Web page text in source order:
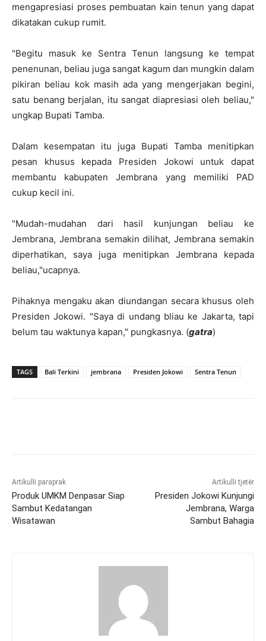
mengapresiasi proses pembuatan kain tenun yang dapat
dikatakan cukup rumit.
"Begitu masuk ke Sentra Tenun langsung ke tempat
penenunan, beliau juga sangat kagum dan mungkin dalam
pikiran beliau kok masih ada yang mengerjakan begini,
satu benang berjalan, itu sangat diapresiasi oleh beliau,"
ungkap Bupati Tamba.
Dalam kesempatan itu juga Bupati Tamba menitipkan
pesan khusus kepada Presiden Jokowi untuk dapat
membantu kabupaten Jembrana yang memiliki PAD
cukup kecil ini.
"Mudah-mudahan dari hasil kunjungan beliau ke
Jembrana, Jembrana semakin dilihat, Jembrana semakin
diperhatikan, saya juga menitipkan Jembrana kepada
beliau,"ucapnya.
Pihaknya mengaku akan diundangan secara khusus oleh
Presiden Jokowi. "Saya di undang bliau ke Jakarta, tapi
belum tau waktunya kapan," pungkasnya. (gatra)
TAGS Bali Terkini jembrana Presiden Jokowi Sentra Tenun
Artikulli paraprak
Produk UMKM Denpasar Siap
Sambut Kedatangan
Wisatawan
Artikulli tjetër
Presiden Jokowi Kunjungi
Jembrana, Warga
Sambut Bahagia